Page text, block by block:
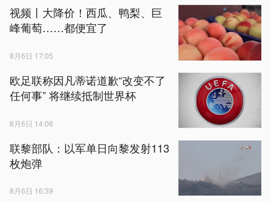
视频丨大降价！西瓜、鸭梨、巨
峰葡萄……都便宜了
8月6日 17:05
欧足联称因凡蒂诺道歉“改变不了
任何事” 将继续抵制世界杯
8月6日 14:06
联黎部队：以军单日向黎发射113
枚炮弹
8月6日 16:39